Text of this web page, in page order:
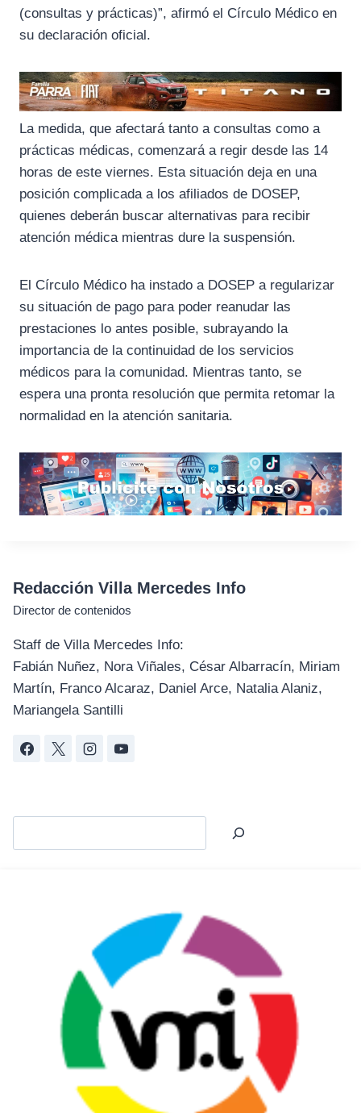
(consultas y prácticas)”, afirmó el Círculo Médico en
su declaración oficial.
La medida, que afectará tanto a consultas como a
prácticas médicas, comenzará a regir desde las 14
horas de este viernes. Esta situación deja en una
posición complicada a los afiliados de DOSEP,
quienes deberán buscar alternativas para recibir
atención médica mientras dure la suspensión.
El Círculo Médico ha instado a DOSEP a regularizar
su situación de pago para poder reanudar las
prestaciones lo antes posible, subrayando la
importancia de la continuidad de los servicios
médicos para la comunidad. Mientras tanto, se
espera una pronta resolución que permita retomar la
normalidad en la atención sanitaria.
Redacción Villa Mercedes Info
Director de contenidos
Staff de Villa Mercedes Info:
Fabián Nuñez, Nora Viñales, César Albarracín, Miriam
Martín, Franco Alcaraz, Daniel Arce, Natalia Alaniz,
Mariangela Santilli